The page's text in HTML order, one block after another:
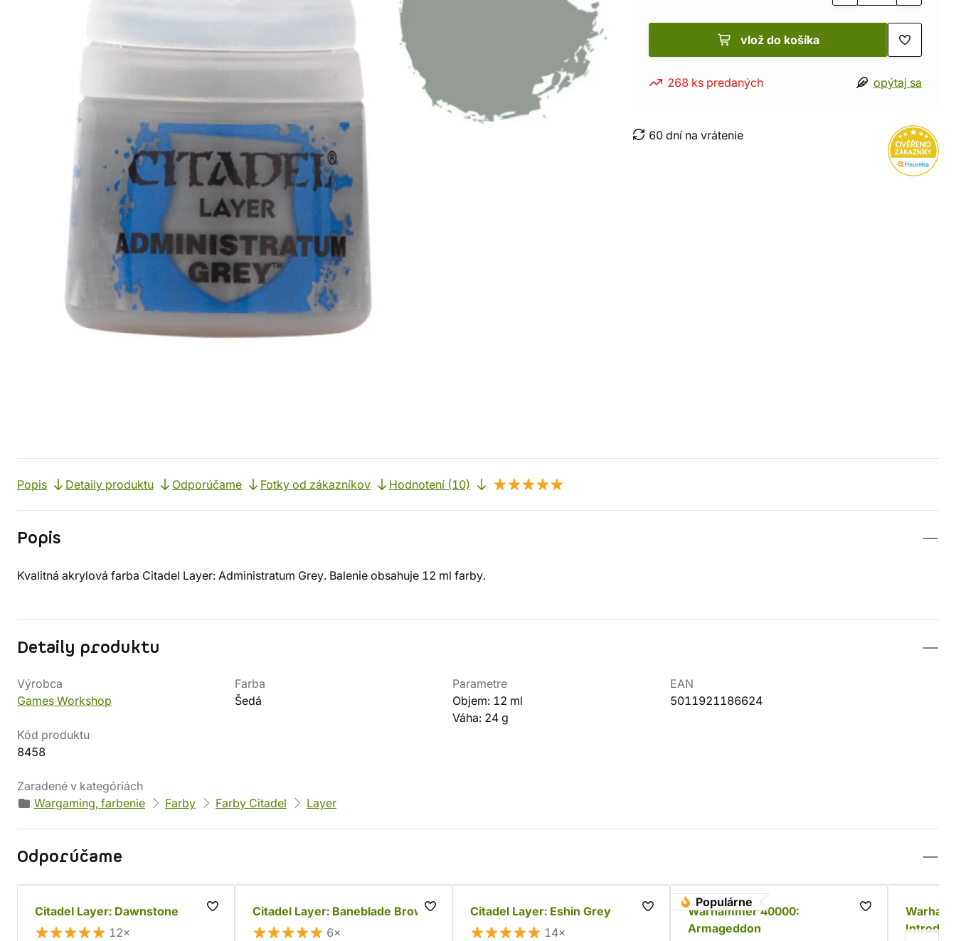
vlož do košíka
268 ks predaných opýtaj sa
60 dní na vrátenie
Popis Detaily produktu Odporúčame Fotky od zákazníkov Hodnotení (10)
Popis
Kvalitná akrylová farba Citadel Layer: Administratum Grey. Balenie obsahuje 12 ml farby.
Detaily produktu
Výrobca
Games Workshop
Farba
Šedá
Parametre
Objem: 12 ml
Váha: 24 g
EAN
5011921186624
Kód produktu
8458
Zaradené v kategóriách
Wargaming, farbenie
Farby Farby Citadel Layer
Odporúčame
Citadel Layer: Dawnstone
12×
Citadel Layer: Baneblade Brown
6×
Citadel Layer: Eshin Grey
14×
Populárne
Warhammer 40000:
Armageddon